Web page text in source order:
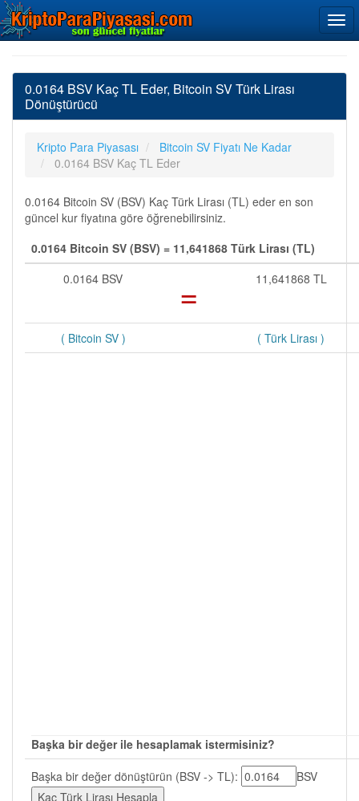
0.0164 BSV Kaç TL Eder, Bitcoin SV Türk Lirası
Dönüştürücü
Kripto Para Piyasası
Bitcoin SV Fiyatı Ne Kadar
0.0164 BSV Kaç TL Eder
0.0164 Bitcoin SV (BSV) Kaç Türk Lirası (TL) eder en son
güncel kur fiyatına göre öğrenebilirsiniz.
0.0164 Bitcoin SV (BSV) = 11,641868 Türk Lirası (TL)
0.0164 BSV
= 11,641868 TL
( Bitcoin SV ) ( Türk Lirası )
Başka bir değer ile hesaplamak istermisiniz?
Başka bir değer dönüştürün (BSV -> TL):
BSV